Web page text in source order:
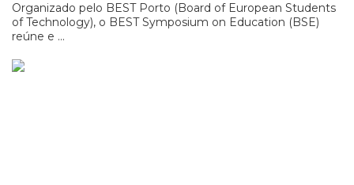
Organizado pelo BEST Porto (Board of European Students
of Technology), o BEST Symposium on Education (BSE)
reúne e ...